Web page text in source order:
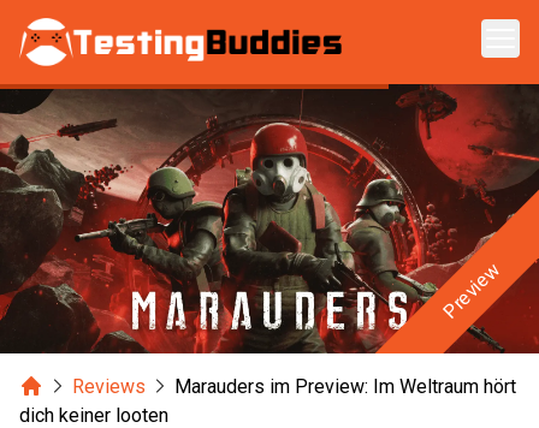
Zum Hauptinhalt springen
Preview
HomeReviews
Marauders im Preview: Im Weltraum hört
dich keiner looten